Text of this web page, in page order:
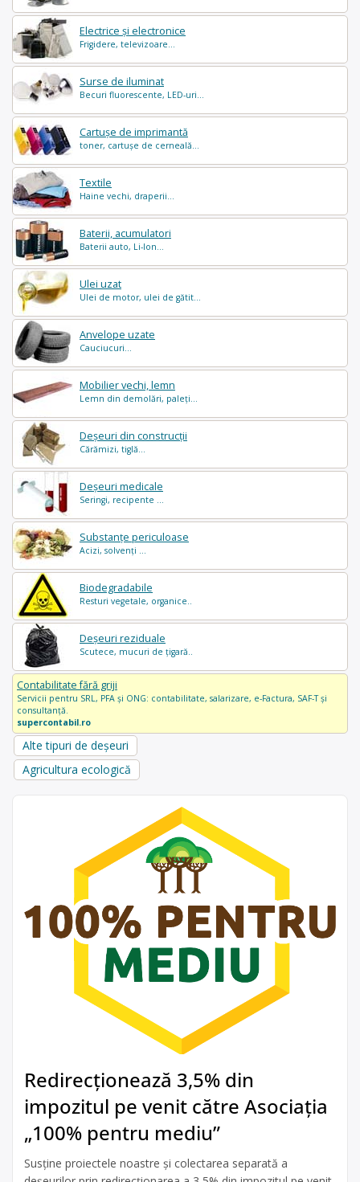
Electrice și electronice
Frigidere, televizoare...
Surse de iluminat
Becuri fluorescente, LED-uri...
Cartușe de imprimantă
toner, cartușe de cerneală...
Textile
Haine vechi, draperii...
Baterii, acumulatori
Baterii auto, Li-Ion...
Ulei uzat
Ulei de motor, ulei de gătit...
Anvelope uzate
Cauciucuri...
Mobilier vechi, lemn
Lemn din demolări, paleți...
Deșeuri din construcții
Cărămizi, tiglă...
Deșeuri medicale
Seringi, recipente ...
Substanțe periculoase
Acizi, solvenți ...
Biodegradabile
Resturi vegetale, organice..
Deșeuri reziduale
Scutece, mucuri de țigară..
Contabilitate fără griji
Servicii pentru SRL, PFA și ONG: contabilitate, salarizare, e-Factura, SAF-T și
consultanță.
supercontabil.ro
Alte tipuri de deșeuri
Agricultura ecologică
Redirecționează 3,5% din
impozitul pe venit către Asociația
„100% pentru mediu”
Susține proiectele noastre și colectarea separată a